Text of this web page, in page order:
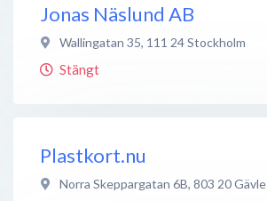
Jonas Näslund AB
Wallingatan 35, 111 24Stockholm
Stängt
Plastkort.nu
Norra Skeppargatan 6B, 803 20Gävle